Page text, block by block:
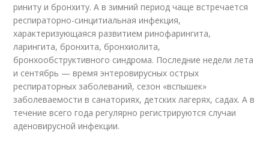
риниту и бронхиту. А в зимний период чаще встречается
респираторно-синцитиальная инфекция,
характеризующаяся развитием ринофарингита,
ларингита, бронхита, бронхиолита,
бронхообструктивного синдрома. Последние недели лета
и сентябрь — время энтеровирусных острых
респираторных заболеваний, сезон «вспышек»
заболеваемости в санаториях, детских лагерях, садах. А в
течение всего года регулярно регистрируются случаи
аденовирусной инфекции.